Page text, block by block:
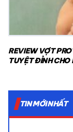
REVIEW VỢT
TUYỆT ĐỈNH CHO
TIN MỚI NHẤT